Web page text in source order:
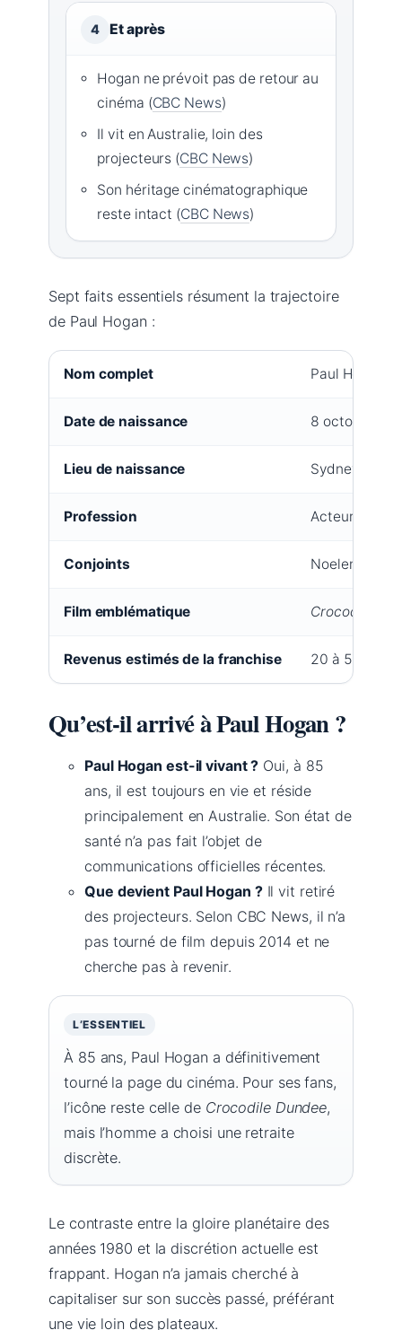
4 Et après
Hogan ne prévoit pas de retour au
cinéma (CBC News)
Il vit en Australie, loin des
projecteurs (CBC News)
Son héritage cinématographique
reste intact (CBC News)
Sept faits essentiels résument la trajectoire
de Paul Hogan :
Nom complet Paul Hogan
Date de naissance 8 octobre
Lieu de naissance Sydney,
Profession Acteur,
Conjoints Noelene
Film emblématique Crocodile
Revenus estimés de la franchise 20 à 50
Qu’est-il arrivé à Paul Hogan ?
Paul Hogan est-il vivant ? Oui, à 85
ans, il est toujours en vie et réside
principalement en Australie. Son état de
santé n’a pas fait l’objet de
communications officielles récentes.
Que devient Paul Hogan ?Il vit retiré
des projecteurs. Selon CBC News, il n’a
pas tourné de film depuis 2014 et ne
cherche pas à revenir.
L’ESSENTIEL
À 85 ans, Paul Hogan a définitivement
tourné la page du cinéma. Pour ses fans,
l’icône reste celle de Crocodile Dundee,
mais l’homme a choisi une retraite
discrète.
Le contraste entre la gloire planétaire des
années 1980 et la discrétion actuelle est
frappant. Hogan n’a jamais cherché à
capitaliser sur son succès passé, préférant
une vie loin des plateaux.